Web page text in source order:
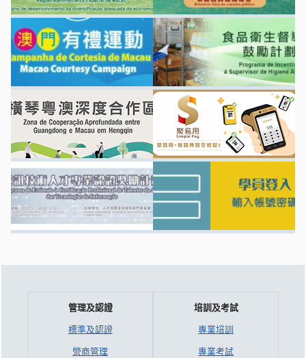
管理及認證
標準及認證
營商管理
培訓及考試
專業培訓
專業考試